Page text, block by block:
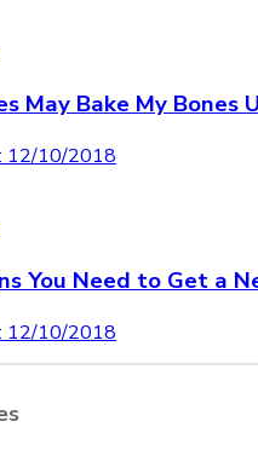
May Bake My Bones
12/10/2018
You Need to Get a
12/10/2018